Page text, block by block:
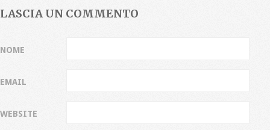
LASCIA UN COMMENTO
NOME
EMAIL
WEBSITE